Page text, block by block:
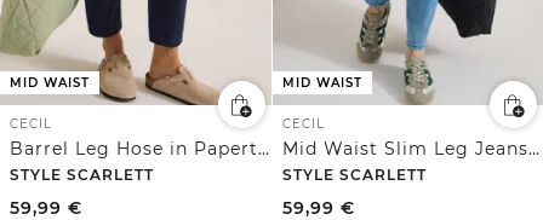
MID WAIST
CECIL
Barrel Leg Hose in Papertouch Qualität
STYLE SCARLETT
59,99 €
MID WAIST
CECIL
Mid Waist Slim Leg Jeans im Casual Fit
STYLE SCARLETT
59,99 €